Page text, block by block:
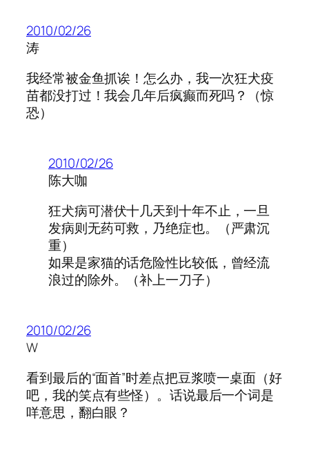
2010/02/26
涛
我经常被金鱼抓诶！怎么办，我一次狂犬疫
苗都没打过！我会几年后疯癫而死吗？（惊
恐）
2010/02/26
陈大咖
狂犬病可潜伏十几天到十年不止，一旦
发病则无药可救，乃绝症也。（严肃沉
重）
如果是家猫的话危险性比较低，曾经流
浪过的除外。（补上一刀子）
2010/02/26
W
看到最后的“面首”时差点把豆浆喷一桌面（好
吧，我的笑点有些怪）。话说最后一个词是
咩意思，翻白眼？